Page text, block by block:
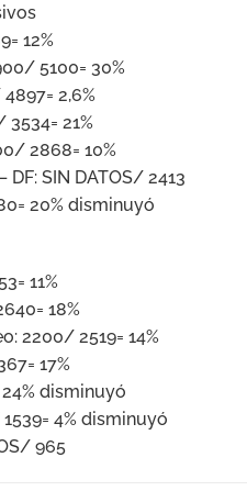
12%
5100= 30%
2,6%
21%
2868= 10%
DF: SIN DATOS/ 2413
20% disminuyó
11%
18%
2200/ 2519= 14%
17%
disminuyó
4% disminuyó
965